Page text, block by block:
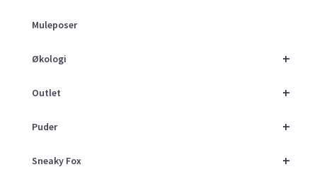
Muleposer
+
Økologi
+
Outlet
+
Puder
+
Sneaky Fox